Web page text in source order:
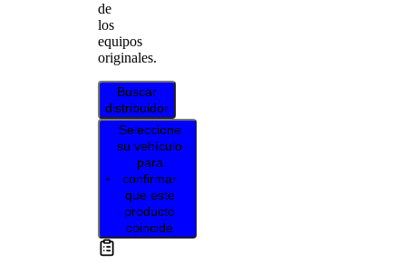
de
los
equipos
originales.
Buscar
distribuidor
Seleccione
su vehículo
para
confirmar
que este
producto
coincide